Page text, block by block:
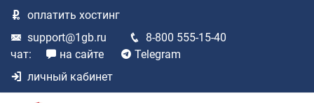
оплатить хостинг
support@1gb.ru
8-800 555-15-40
чат:
на сайте
Telegram
личный кабинет